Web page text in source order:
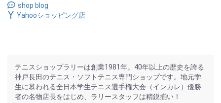
shop blog
Yahooショッピング店
テニスショップラリーは創業1981年。40年以上の歴史を誇る
神戸長田のテニス・ソフトテニス専門ショップです。地元学
生に慕われる全日本学生テニス選手権大会（インカレ）優勝
者の名物店長をはじめ、ラリースタッフは精鋭揃い！